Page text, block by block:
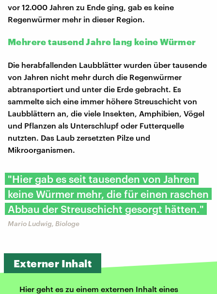
vor 12.000 Jahren zu Ende ging, gab es keine
Regenwürmer mehr in dieser Region.
Mehrere tausend Jahre lang keine Würmer
Die herabfallenden Laubblätter wurden über tausende
von Jahren nicht mehr durch die Regenwürmer
abtransportiert und unter die Erde gebracht. Es
sammelte sich eine immer höhere Streuschicht von
Laubblättern an, die viele Insekten, Amphibien, Vögel
und Pflanzen als Unterschlupf oder Futterquelle
nutzten. Das Laub zersetzten Pilze und
Mikroorganismen.
"Hier gab es seit tausenden von Jahren
keine Würmer mehr, die für einen raschen
Abbau der Streuschicht gesorgt hätten."
Mario Ludwig, Biologe
Externer Inhalt
Hier geht es zu einem externen Inhalt eines